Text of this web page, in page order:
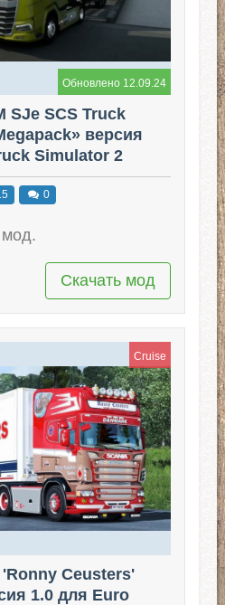
Обновлено 12.09.24
SJe SCS Truck
версия
Simulator 2
0
Скачать мод
Cruise
Ceusters'
1.0 для Euro